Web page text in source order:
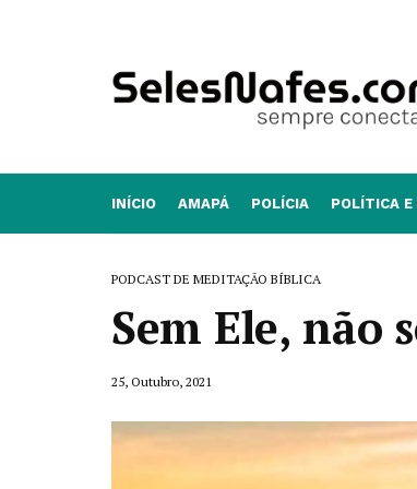
INÍCIO AMAPÁ POLÍCIA POLÍTICA E
PODCAST DE MEDITAÇÃO BÍBLICA
Sem Ele, não
25, Outubro, 2021